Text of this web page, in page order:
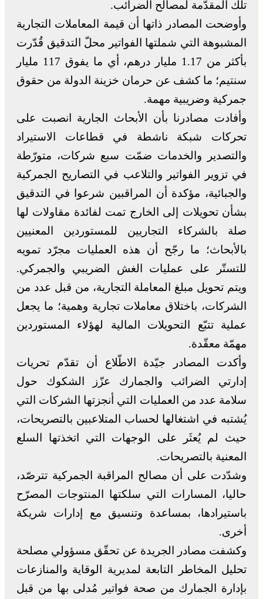
تلك المقدّمة لمصالح الضرائب.
وأوضحت المصادر ذاتها أن قيمة المعاملات التجارية
المشبوهة التي شملتها الفواتير محلّ التدقيق قُدّرت
بأكثر من 1.17 مليار درهم، أي ما يفوق 117 مليار
سنتيم؛ ما كشف عن حرمان خزينة الدولة من حقوق
جمركية وضريبية مهمة.
وأفادت مصادرنا بأن الأبحاث الجارية انصبت على
تحركات شبكة ناشطة في قطاعات الاستيراد
والتصدير والخدمات ضمّت سبع شركات، متورّطة
في تزوير الفواتير والتلاعب في التصاريح الجمركية
والجبائية، مؤكدة أن المراقبين شرعوا في التدقيق
بشأن تحويلات إلى الخارج تمت لفائدة مقاولات لها
صلة بالشركاء التجاريين للمستوردين المعنيين
بالأبحاث؛ ما رجّح أن هذه العمليات مجرّد تمويه
للتستّر على عمليات الغش الضريبي والجمركي.
ويتم تحويل مبلغ المعاملة التجارية، من قبل عدد من
الشركات، باختلاق معاملات تجارية وهمية؛ ما يجعل
عملية تتبّع التحويلات المالية لهؤلاء المستوردين
مهمّة معقّدة.
وأكدت المصادر جيّدة الاطّلاع أن تقدّم تحريات
إدارتي الضرائب والجمارك عزّز الشكوك حول
سلامة عدد من العمليات التي أنجزتها الشركات التي
يُشتبه في اشتغالها لحساب المتلاعبين بالتصريحات،
حيث لم يُعثَر على الوجهات التي اتخذتها السلع
المعنية بالتصريحات.
وشدّدت على أن مصالح المراقبة الجمركية تترصّد،
حاليا، المسارات التي سلكتها المنتوجات المصرّح
باستيرادها، بمساعدة وتنسيق مع إدارات شريكة
أخرى.
وكشفت مصادر الجريدة عن تحقّق مسؤولي مصلحة
تحليل المخاطر التابعة لمديرية الوقاية والمنازعات
بإدارة الجمارك من صحة فواتير مُدلى بها من قبل